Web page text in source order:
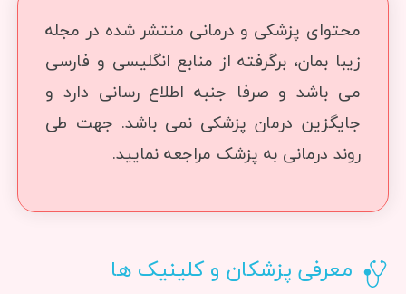
محتوای پزشکی و درمانی منتشر شده در مجله
زیبا بمان، برگرفته از منابع انگلیسی و فارسی
می باشد و صرفا جنبه اطلاع رسانی دارد و
جایگزین درمان پزشکی نمی باشد. جهت طی
روند درمانی به پزشک مراجعه نمایید.
معرفی پزشکان و کلینیک ها